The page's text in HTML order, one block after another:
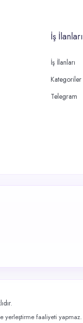
İş İlanları
İş İlanları
Kategoriler
Telegram
yerleştirme faaliyeti yapmaz.